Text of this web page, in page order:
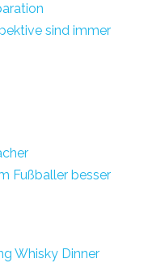
sind immer
Fußballer besser
Whisky Dinner